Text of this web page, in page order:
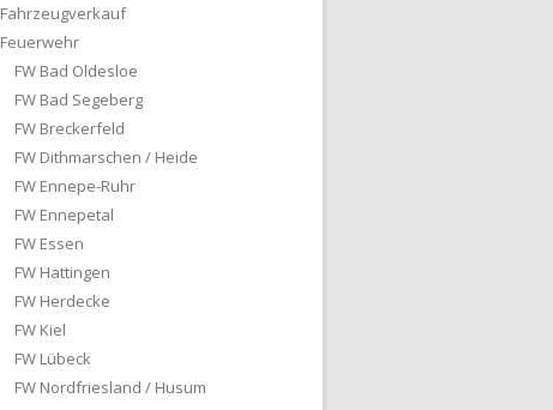
Fahrzeugverkauf
Feuerwehr
FW Bad Oldesloe
FW Bad Segeberg
FW Breckerfeld
FW Dithmarschen / Heide
FW Ennepe-Ruhr
FW Ennepetal
FW Essen
FW Hattingen
FW Herdecke
FW Kiel
FW Lübeck
FW Nordfriesland / Husum